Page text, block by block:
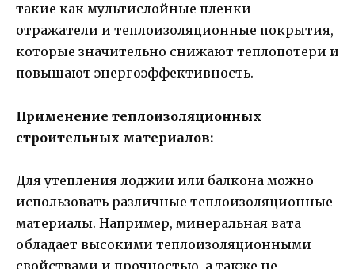
такие как мультислойные пленки-
отражатели и теплоизоляционные покрытия,
которые значительно снижают теплопотери и
повышают энергоэффективность.
Применение теплоизоляционных
строительных материалов:
Для утепления лоджии или балкона можно
использовать различные теплоизоляционные
материалы. Например, минеральная вата
обладает высокими теплоизоляционными
свойствами и прочностью, а также не